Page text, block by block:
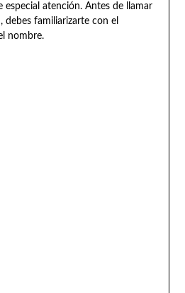
especial atención. Antes de llamar
debes familiarizarte con el
nombre.